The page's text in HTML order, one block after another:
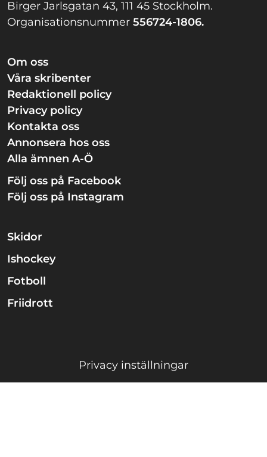
Birger Jarlsgatan 43, 111 45 Stockholm.
Organisationsnummer 556724-1806.
Om oss
Våra skribenter
Redaktionell policy
Privacy policy
Kontakta oss
Annonsera hos oss
Alla ämnen A-Ö
Följ oss på Facebook
Följ oss på Instagram
Skidor
Ishockey
Fotboll
Friidrott
Privacy inställningar